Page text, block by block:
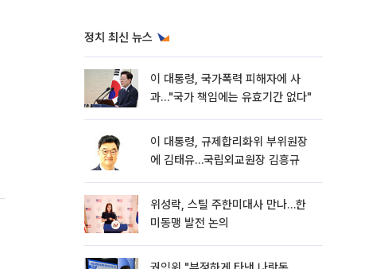
정치 최신 뉴스
이 대통령, 국가폭력 피해자에 사
과…"국가 책임에는 유효기간 없다"
이 대통령, 규제합리화위 부위원장
에 김태유…국립외교원장 김흥규
위성락, 스틸 주한미대사 만나…한
미동맹 발전 논의